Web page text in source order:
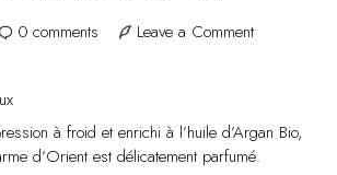
0 comments Leave a Commenton
à
l’argan
à froid et enrichi à l’huile d’Argan Bio,
d’Orient est délicatement parfumé.